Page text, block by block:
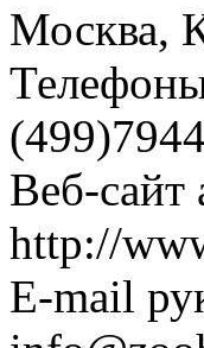
Москва,
Веб-сайт
http://
E-mail